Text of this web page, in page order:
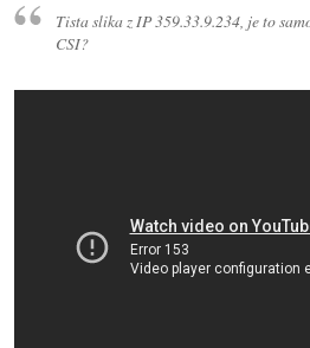
Tista slika z IP 359.33.9.234, je to
CSI?